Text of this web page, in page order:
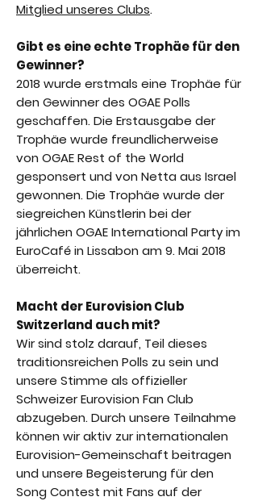
Mitglied unseres Clubs.
Gibt es eine echte Trophäe für den
Gewinner?
2018 wurde erstmals eine Trophäe für
den Gewinner des OGAE Polls
geschaffen. Die Erstausgabe der
Trophäe wurde freundlicherweise
von OGAE Rest of the World
gesponsert und von Netta aus Israel
gewonnen. Die Trophäe wurde der
siegreichen Künstlerin bei der
jährlichen OGAE International Party im
EuroCafé in Lissabon am 9. Mai 2018
überreicht.
Macht der Eurovision Club
Switzerland auch mit?
Wir sind stolz darauf, Teil dieses
traditionsreichen Polls zu sein und
unsere Stimme als offizieller
Schweizer Eurovision Fan Club
abzugeben. Durch unsere Teilnahme
können wir aktiv zur internationalen
Eurovision-Gemeinschaft beitragen
und unsere Begeisterung für den
Song Contest mit Fans auf der